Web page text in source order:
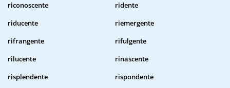
riconoscente
ridente
riducente
riemergente
rifrangente
rifulgente
rilucente
rinascente
risplendente
rispondente